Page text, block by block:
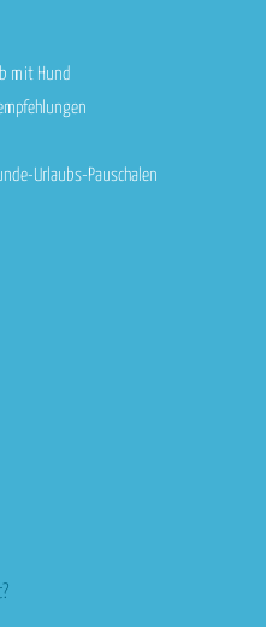
mit Hund
Urlaubs-Pauschalen